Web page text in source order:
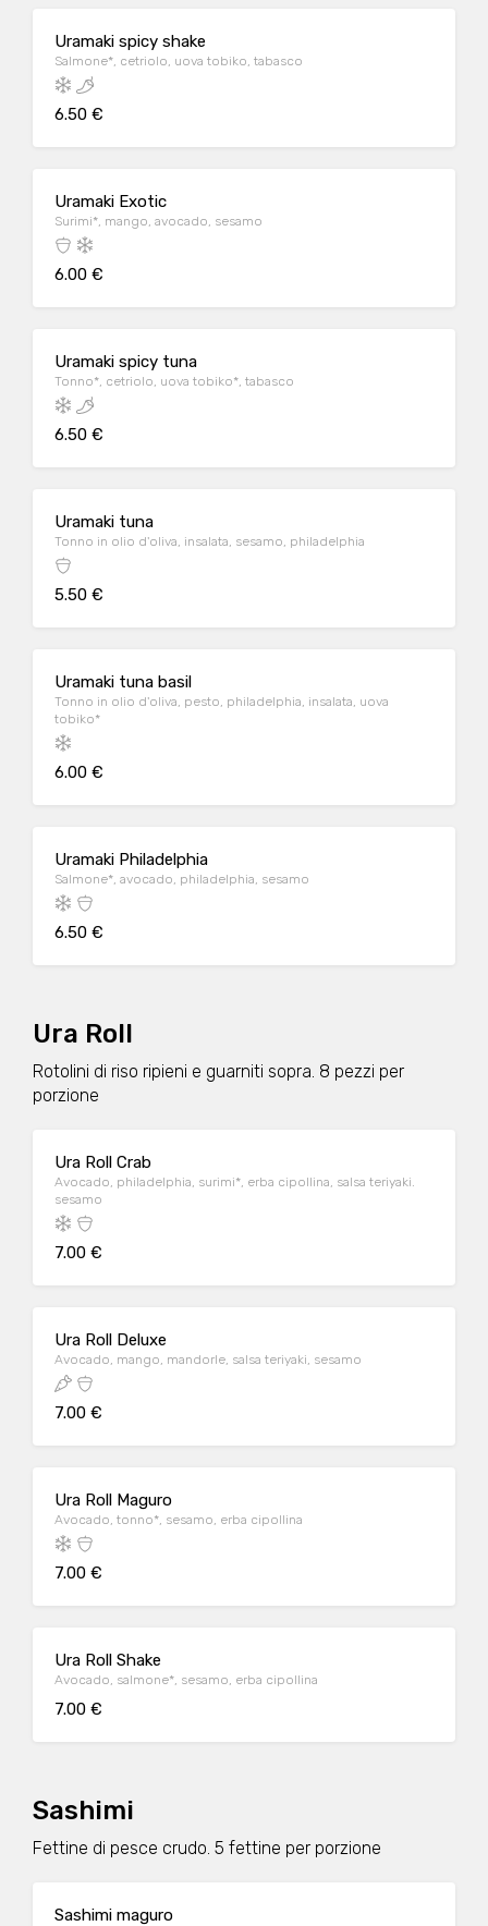
Uramaki spicy shake
Salmone*, cetriolo, uova tobiko, tabasco
6.50 €
Uramaki Exotic
Surimi*, mango, avocado, sesamo
6.00 €
Uramaki spicy tuna
Tonno*, cetriolo, uova tobiko*, tabasco
6.50 €
Uramaki tuna
Tonno in olio d'oliva, insalata, sesamo, philadelphia
5.50 €
Uramaki tuna basil
Tonno in olio d'oliva, pesto, philadelphia, insalata, uova
tobiko*
6.00 €
Uramaki Philadelphia
Salmone*, avocado, philadelphia, sesamo
6.50 €
Ura Roll
Rotolini di riso ripieni e guarniti sopra. 8 pezzi per
porzione
Ura Roll Crab
Avocado, philadelphia, surimi*, erba cipollina, salsa teriyaki.
sesamo
7.00 €
Ura Roll Deluxe
Avocado, mango, mandorle, salsa teriyaki, sesamo
7.00 €
Ura Roll Maguro
Avocado, tonno*, sesamo, erba cipollina
7.00 €
Ura Roll Shake
Avocado, salmone*, sesamo, erba cipollina
7.00 €
Sashimi
Fettine di pesce crudo. 5 fettine per porzione
Sashimi maguro